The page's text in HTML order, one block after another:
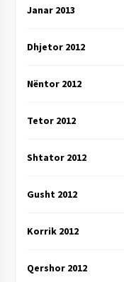
Janar 2013
Dhjetor 2012
Nëntor 2012
Tetor 2012
Shtator 2012
Gusht 2012
Korrik 2012
Qershor 2012